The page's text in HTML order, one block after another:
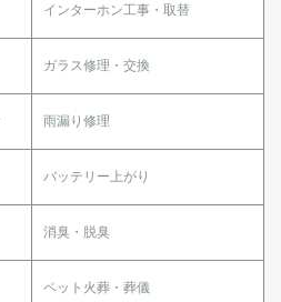
インターホン工事・取替
ガラス修理・交換
雨漏り修理
バッテリー上がり
消臭・脱臭
ペット火葬・葬儀